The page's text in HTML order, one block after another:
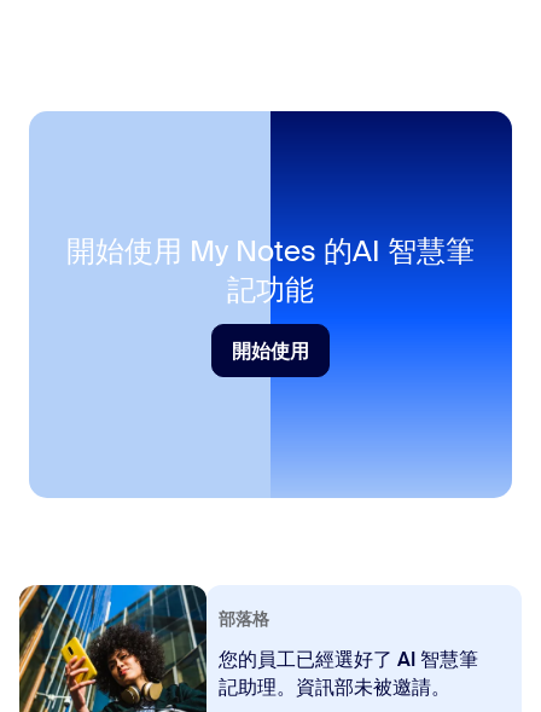
工作流程範本與個人資料庫
開始使用 My Notes 的AI 智慧筆
記功能
開始使用
開始使用
部落格
您的員工已經選好了 AI 智慧筆
記助理。資訊部未被邀請。